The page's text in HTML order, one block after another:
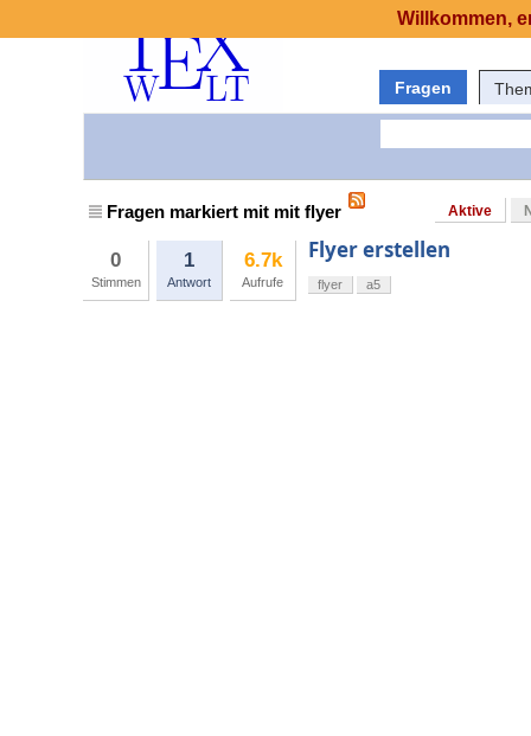
Fragen
Fragen markiert mit mit flyer Aktive
0
Stimmen
1
Antwort
6.7k
Aufrufe
Flyer erstellen
flyer a5
Willkommen,